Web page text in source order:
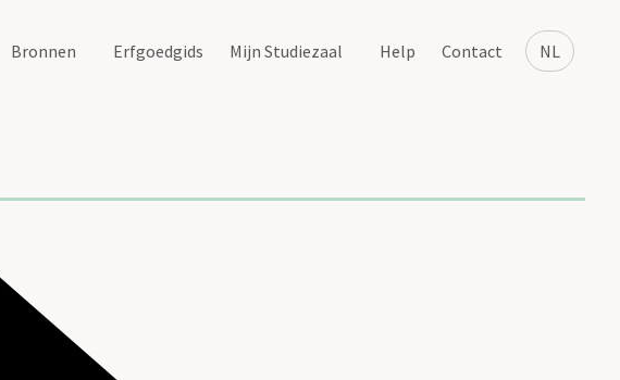
NL
Bronnen Erfgoedgids Mijn Studiezaal Help Contact